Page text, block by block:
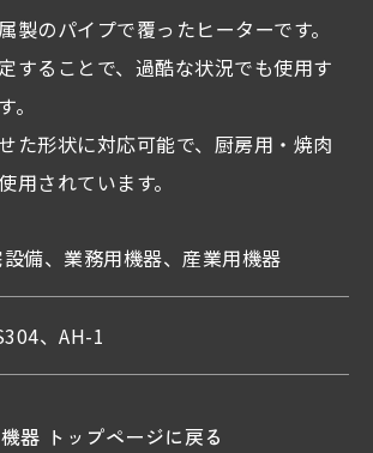
製のパイプで覆ったヒーターです。
することで、過酷な状況でも使用す
た形状に対応可能で、厨房用・焼肉
用されています。
備、業務用機器、産業用機器
、AH-1
器 トップページに戻る